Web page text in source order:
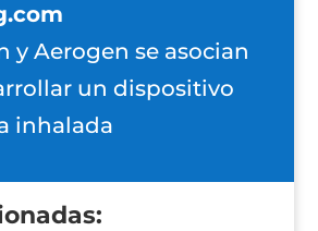
y Aerogen se asocian
un dispositivo
inhalada